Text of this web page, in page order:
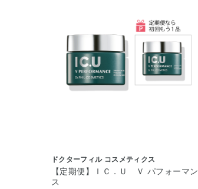
ドクターフィル コスメティクス
【定期便】ＩＣ．Ｕ Ｖ パフォーマン
ス